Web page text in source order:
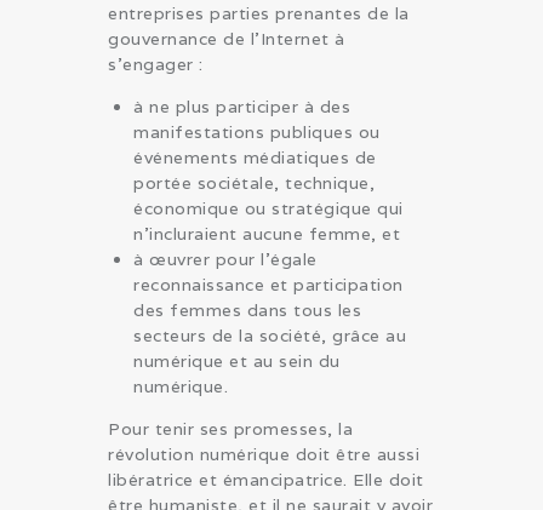
entreprises parties prenantes de la
gouvernance de l’Internet à
s’engager :
à ne plus participer à des
manifestations publiques ou
événements médiatiques de
portée sociétale, technique,
économique ou stratégique qui
n’incluraient aucune femme, et
à œuvrer pour l’égale
reconnaissance et participation
des femmes dans tous les
secteurs de la société, grâce au
numérique et au sein du
numérique.
Pour tenir ses promesses, la
révolution numérique doit être aussi
libératrice et émancipatrice. Elle doit
être humaniste, et il ne saurait y avoir